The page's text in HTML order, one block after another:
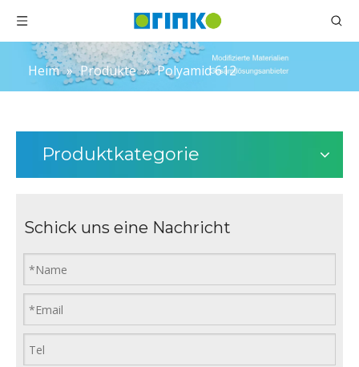
Heim » Produkte » Polyamid 612
Produktkategorie
Schick uns eine Nachricht